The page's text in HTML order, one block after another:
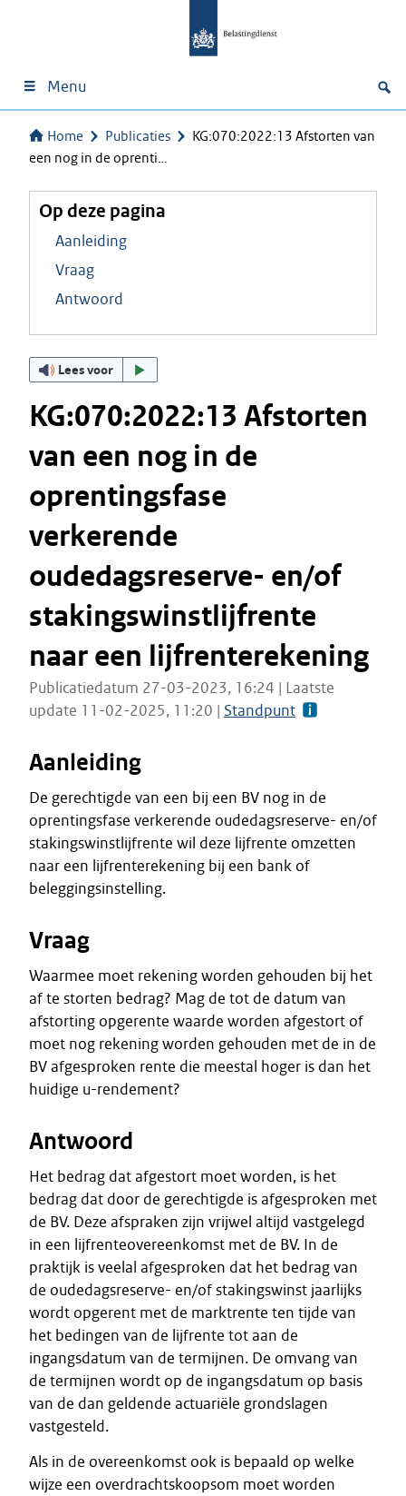
Menu
Home Publicaties
KG:070:2022:13 Afstorten van
een nog in de oprenti…
Op deze pagina
Aanleiding
Vraag
Antwoord
Lees voor
KG:070:2022:13 Afstorten
van een nog in de
oprentingsfase
verkerende
oudedagsreserve- en/of
stakingswinstlijfrente
naar een lijfrenterekening
Publicatiedatum 27-03-2023, 16:24 | Laatste
update 11-02-2025, 11:20 | Standpunt
Aanleiding
De gerechtigde van een bij een BV nog in de
oprentingsfase verkerende oudedagsreserve- en/of
stakingswinstlijfrente wil deze lijfrente omzetten
naar een lijfrenterekening bij een bank of
beleggingsinstelling.
Vraag
Waarmee moet rekening worden gehouden bij het
af te storten bedrag? Mag de tot de datum van
afstorting opgerente waarde worden afgestort of
moet nog rekening worden gehouden met de in de
BV afgesproken rente die meestal hoger is dan het
huidige u-rendement?
Antwoord
Het bedrag dat afgestort moet worden, is het
bedrag dat door de gerechtigde is afgesproken met
de BV. Deze afspraken zijn vrijwel altijd vastgelegd
in een lijfrenteovereenkomst met de BV. In de
praktijk is veelal afgesproken dat het bedrag van
de oudedagsreserve- en/of stakingswinst jaarlijks
wordt opgerent met de marktrente ten tijde van
het bedingen van de lijfrente tot aan de
ingangsdatum van de termijnen. De omvang van
de termijnen wordt op de ingangsdatum op basis
van de dan geldende actuariële grondslagen
vastgesteld.
Als in de overeenkomst ook is bepaald op welke
wijze een overdrachtskoopsom moet worden